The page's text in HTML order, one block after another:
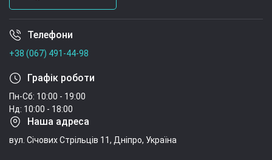
Умови угоди
Телефони
+38 (067) 491-44-98
Графік роботи
Пн-Сб: 10:00 - 19:00
Нд: 10:00 - 18:00
Наша адреса
вул. Січових Стрільців 11, Дніпро, Україна